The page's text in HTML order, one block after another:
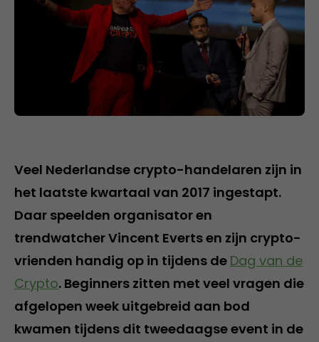
Veel Nederlandse crypto-handelaren zijn in
het laatste kwartaal van 2017 ingestapt.
Daar speelden organisator en
trendwatcher Vincent Everts en zijn crypto-
vrienden handig op in tijdens de Dag van de
Crypto. Beginners zitten met veel vragen die
afgelopen week uitgebreid aan bod
kwamen tijdens dit tweedaagse event in de